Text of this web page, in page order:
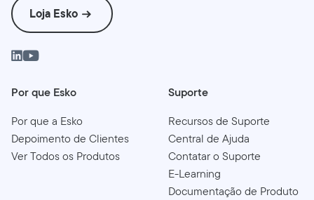
Loja Esko
Por que Esko
Por que a Esko
Depoimento de Clientes
Ver Todos os Produtos
Suporte
Recursos de Suporte
Central de Ajuda
Contatar o Suporte
E-Learning
Documentação de Produto